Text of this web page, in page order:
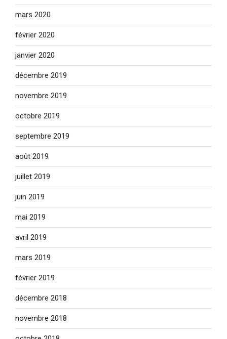
mars 2020
février 2020
janvier 2020
décembre 2019
novembre 2019
octobre 2019
septembre 2019
août 2019
juillet 2019
juin 2019
mai 2019
avril 2019
mars 2019
février 2019
décembre 2018
novembre 2018